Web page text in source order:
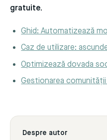
gratuite.
Ghid: Automatizează
Caz de utilizare:
Optimizează dovada
Gestionarea
Despre autor